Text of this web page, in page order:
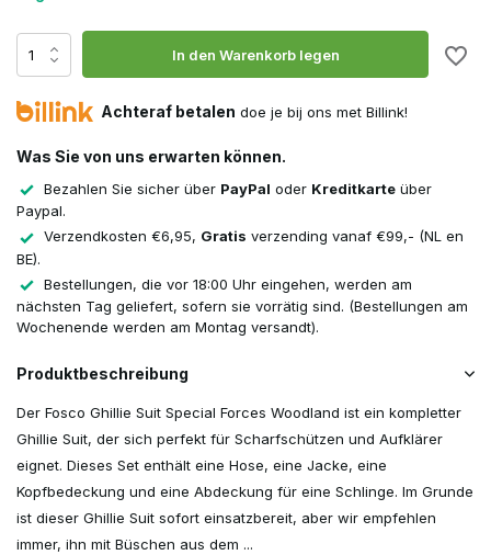
In den Warenkorb legen
Achteraf betalen doe je bij ons met Billink!
Was Sie von uns erwarten können.
Bezahlen Sie sicher über PayPal oder Kreditkarte über
Paypal.
Verzendkosten €6,95, Gratis verzending vanaf €99,- (NL en
BE).
Bestellungen, die vor 18:00 Uhr eingehen, werden am
nächsten Tag geliefert, sofern sie vorrätig sind. (Bestellungen am
Wochenende werden am Montag versandt).
Produktbeschreibung
Der Fosco Ghillie Suit Special Forces Woodland ist ein kompletter
Ghillie Suit, der sich perfekt für Scharfschützen und Aufklärer
eignet. Dieses Set enthält eine Hose, eine Jacke, eine
Kopfbedeckung und eine Abdeckung für eine Schlinge. Im Grunde
ist dieser Ghillie Suit sofort einsatzbereit, aber wir empfehlen
immer, ihn mit Büschen aus dem ...